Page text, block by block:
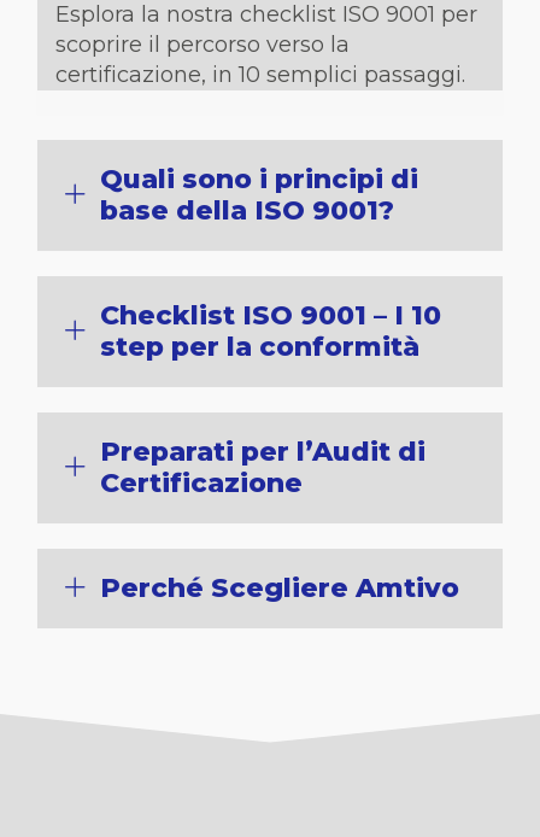
Esplora la nostra checklist ISO 9001 per
scoprire il percorso verso la
certificazione, in 10 semplici passaggi.
Quali sono i principi di
base della ISO 9001?
Checklist ISO 9001 – I 10
step per la conformità
Preparati per l’Audit di
Certificazione
Perché Scegliere Amtivo